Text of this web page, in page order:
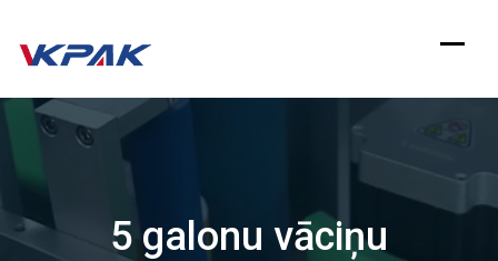
Pāriet
5 galonu vāciņu